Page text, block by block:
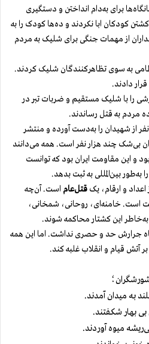
برای به‌دام انداختن و دستگیری
کودکان ابا نکردند و ده‌ها کودک را به
از مهمات جنگی برای شلیک به ‌مردم
به سوی تظاهرکنندگان شلیک کردند.
دادند.
را با شلیک مستقیم و ضربات تبر در
مردم به قتل رساندند.
مقاومت ایران تا به‌حال اسامی ۸۲۸ نفر از شهیدان را به‌دست آورده و منتشر
بی‌شک چند هزار نفر است. همه می‌دانند
و این مقاومت ایران بود که توانست
و ارقام، یک قتل‌عام است. آن‌چه
است. خامنه‌ای، روحانی، شمخانی،
این کشتار محاکمه شوند.
جرارش حد و حصری نداشت. اما این همه
آتش قیام و انقلاب غلبه کند.
به میدان آمدند.
بهار شکفتند.
میوه آوردند.